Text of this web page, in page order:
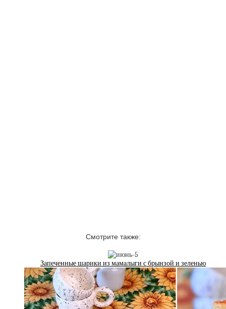
Смотрите также:
Запеченные шарики из мамалыги с брынзой и зеленью